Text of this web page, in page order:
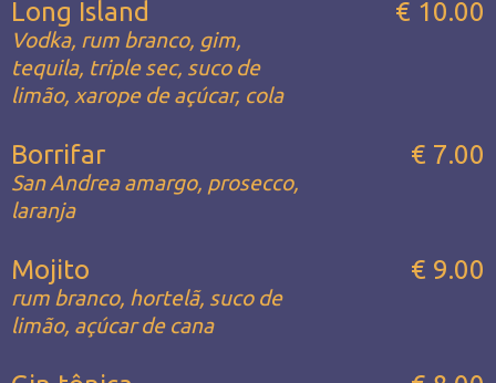
Long Island
Vodka, rum branco, gim,
tequila, triple sec, suco de
limão, xarope de açúcar, cola
€ 10.00
Borrifar
San Andrea amargo, prosecco,
laranja
€ 7.00
Mojito
rum branco, hortelã, suco de
limão, açúcar de cana
€ 9.00